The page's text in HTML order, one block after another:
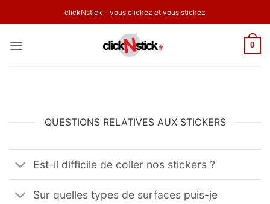
au
clickNstick - vous clickez et vous stickez
0
QUESTIONS RELATIVES AUX STICKERS
Est-il difficile de coller nos stickers ?
Sur quelles types de surfaces puis-je